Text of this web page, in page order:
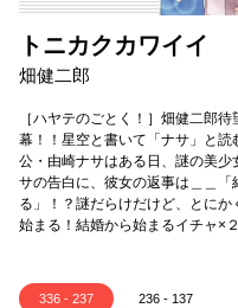
トニカクカワイイ
畑健二郎
［ハヤテのごとく！］畑健二郎
幕！！星空と書いて「ナサ」と
公・由崎ナサはある日、謎の美
サの告白に、彼女の返事は＿＿
る」！？謎だらけだけど、とに
始まる！結婚から始まるイチャ×
336 - 237 236 - 137